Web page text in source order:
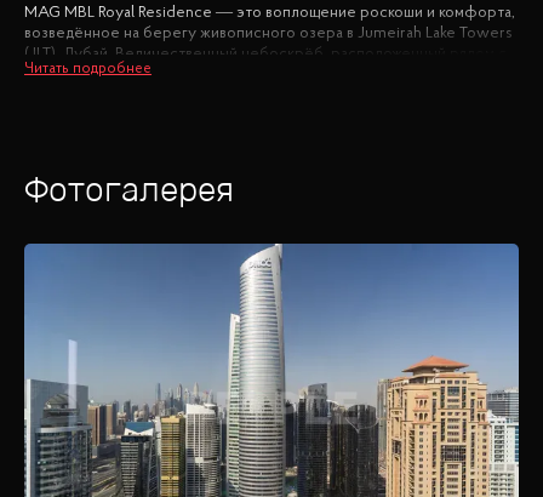
MAG MBL Royal Residence — это воплощение роскоши и комфорта,
возведённое на берегу живописного озера в Jumeirah Lake Towers
(JLT), Дубай. Величественный небоскрёб, расположенный рядом с
Sheikh Zayed Road и парком, предлагает исключительное жильё в
тремя спальнями. Из окон открываются захватывающие виды на
залив и городской пейзаж Дубая. Внутри комплекса вас ждут
барбекю, рестораны и бары, детская площадка, круглосуточная
JLT — это район с потрясающей инфраструктурой, включающий 5
отелей, 3 университета, супермаркеты, медицинские центры, парки
и беговые дорожки. В непосредственной близости находятся
популярные торговые центры Dubai Marina Mall и Ibn Battuta Mall, а
также развлекательные заведения и ночные клубы Dubai Marina.
MBL Royal расположен в кластере K Jumeirah Lakes Towers,
окружённом тремя искусственными озёрами. Соседние районы
включают Джумейра-Хайтс, Медоуз-2, Дубай Марина и острова
Фотогалерея